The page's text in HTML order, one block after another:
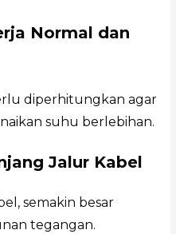
Normal dan
diperhitungkan agar
suhu berlebihan.
Jalur Kabel
semakin besar
tegangan.